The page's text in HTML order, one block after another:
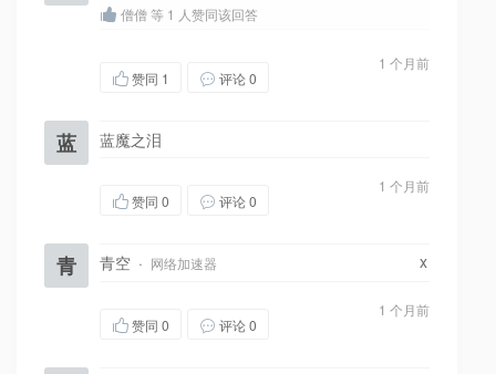
僧僧 等 1 人赞同该回答
1 个月前
赞同 1 评论 0
蓝 蓝魔之泪
1 个月前
赞同 0 评论 0
青 青空 · 网络加速器 x
1 个月前
赞同 0 评论 0